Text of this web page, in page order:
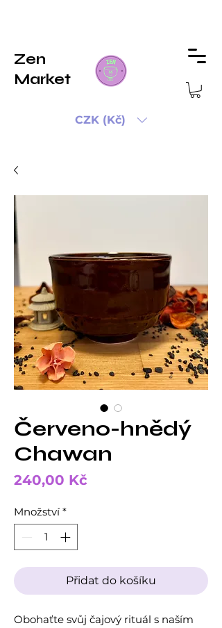
Zen
Market
CZK (Kč)
Červeno-hnědý
Chawan
240,00 KčCena
Množství *
Přidat do košíku
Obohaťte svůj čajový rituál s naším